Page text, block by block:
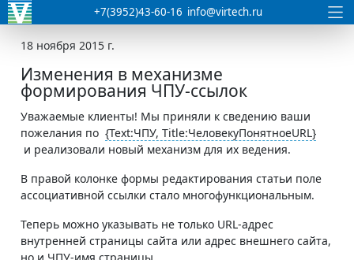
+7(3952)43-60-16 info@virtech.ru
18 ноября 2015 г.
Изменения в механизме
формирования ЧПУ-ссылок
Уважаемые клиенты! Мы приняли к сведению ваши
пожелания по {Text:ЧПУ, Title:ЧеловекуПонятноеURL}
и реализовали новый механизм для их ведения.
В правой колонке формы редактирования статьи поле
ассоциативной ссылки стало многофункциональным.
Теперь можно указывать не только URL-адрес
внутренней страницы сайта или адрес внешнего сайта,
но и ЧПУ-имя страницы.